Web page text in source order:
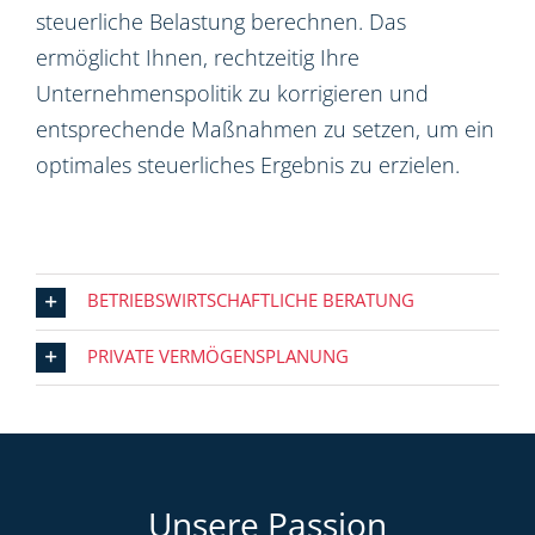
steuerliche Belastung berechnen. Das
ermöglicht Ihnen, rechtzeitig Ihre
Unternehmenspolitik zu korrigieren und
entsprechende Maßnahmen zu setzen, um ein
optimales steuerliches Ergebnis zu erzielen.
BETRIEBSWIRTSCHAFTLICHE BERATUNG
PRIVATE VERMÖGENSPLANUNG
Unsere Passion